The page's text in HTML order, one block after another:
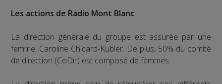
Les actions de Radio Mont Blanc
La direction générale du groupe est assurée par une
femme, Caroline Chicard-Kubler. De plus, 50% du comité
de direction (CoDir) est composé de femmes.